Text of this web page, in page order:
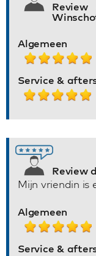
Algemeen
Service &
Review
Mijn vriendin is
Algemeen
Service &